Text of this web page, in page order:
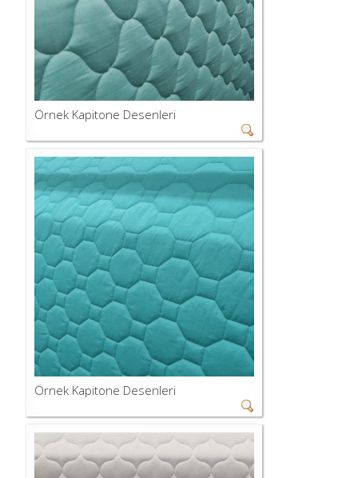
Örnek Kapitone Desenleri
Örnek Kapitone Desenleri